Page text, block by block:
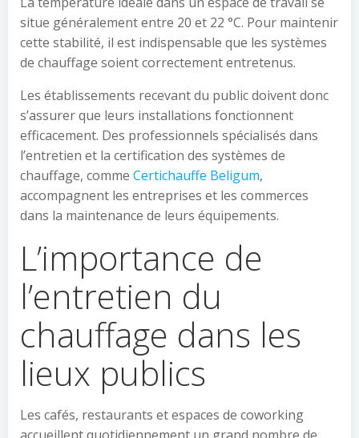
situe généralement entre 20 et 22 °C. Pour maintenir
cette stabilité, il est indispensable que les systèmes
de chauffage soient correctement entretenus.
Les établissements recevant du public doivent donc
s’assurer que leurs installations fonctionnent
efficacement. Des professionnels spécialisés dans
l’entretien et la certification des systèmes de
chauffage, comme Certichauffe Beligum,
accompagnent les entreprises et les commerces
dans la maintenance de leurs équipements.
L’importance de
l’entretien du
chauffage dans les
lieux publics
Les cafés, restaurants et espaces de coworking